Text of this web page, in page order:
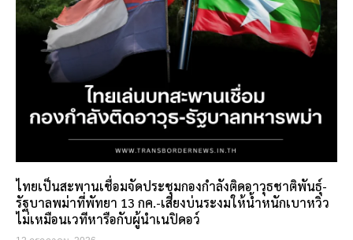
ไทยเป็นสะพานเชื่อมจัดประชุมกองกำลังติดอาวุธชาติพันธุ์-
รัฐบาลพม่าที่พัทยา 13 กค.-เสียงบ่นระงมให้น้ำหนักเบาหวิว
ไม่เหมือนเวทีหารือกับผู้นำเนปิดอว์